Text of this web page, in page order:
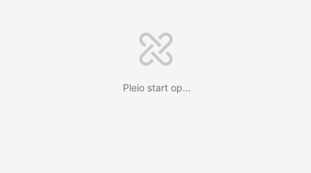
Pleio start op...